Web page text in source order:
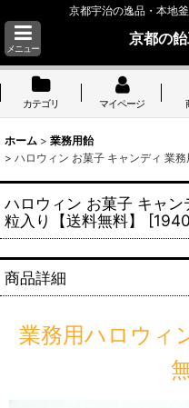
京都宇治の逸品・本地
メニュー
京都の
カテゴリ マイページ
ホーム > 業務用飴
> ハロウィン お菓子 キャンディ 業
ハロウィン お菓子 キャ
粒入り【送料無料】
[
商品詳細
業務用ハロウィ